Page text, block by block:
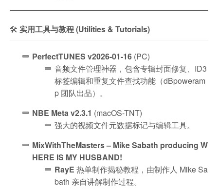
🛠️ 实用工具与教程 (Utilities & Tutorials)
PerfectTUNES v2026-01-16 (PC)
音频文件管理神器，包含专辑封面修复、ID3
标签编辑和重复文件查找功能（dBpoweram
p 团队出品）。
NBE Meta v2.3.1 (macOS-TNT)
强大的视频文件元数据标记与编辑工具。
MixWithTheMasters – Mike Sabath producing W
HERE IS MY HUSBAND!
RayE 热单制作揭秘教程，由制作人 Mike Sa
bath 亲自讲解制作过程。